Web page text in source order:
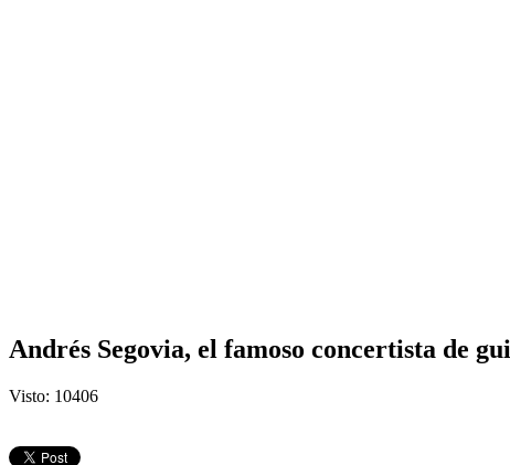
Andrés Segovia, el famoso concertista de
Visto: 10406